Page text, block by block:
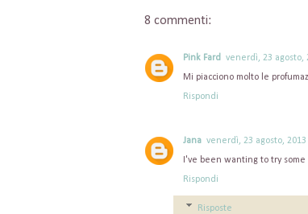
8 commenti:
Pink Fard
venerdì, 23 agosto,
Mi piacciono molto le
Rispondi
Jana venerdì, 23 agosto, 2013
I've been wanting to try
Rispondi
Risposte